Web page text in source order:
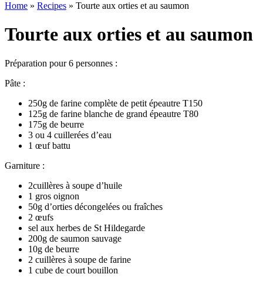
Home » Recipes » Tourte aux orties et au saumon
Tourte aux orties et au saumon
Préparation pour 6 personnes :
Pâte :
250g de farine complète de petit épeautre T150
125g de farine blanche de grand épeautre T80
175g de beurre
3 ou 4 cuillerées d’eau
1 œuf battu
Garniture :
2cuillères à soupe d’huile
1 gros oignon
50g d’orties décongelées ou fraîches
2 œufs
sel aux herbes de St Hildegarde
200g de saumon sauvage
10g de beurre
2 cuillères à soupe de farine
1 cube de court bouillon